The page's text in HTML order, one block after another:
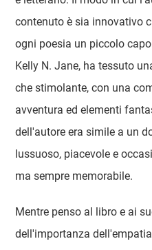
contenuto è sia innovativo
ogni poesia un piccolo
Kelly N. Jane, ha tessuto
che stimolante, con una
avventura ed elementi
dell'autore era simile a un
lussuoso, piacevole e
ma sempre memorabile.
Mentre penso al libro e ai
dell'importanza